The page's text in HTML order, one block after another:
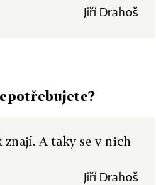
Jiří Drahoš
znají. A taky se v nich
Jiří Drahoš